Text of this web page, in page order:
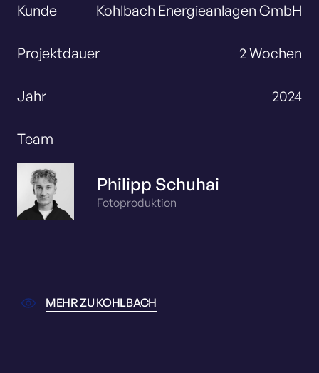
Kunde Kohlbach Energieanlagen GmbH
Projektdauer 2 Wochen
Jahr 2024
Team
Philipp Schuhai
Fotoproduktion
MEHR ZU KOHLBACH